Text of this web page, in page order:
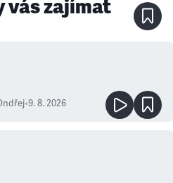
vás zajímat
•9. 8. 2026